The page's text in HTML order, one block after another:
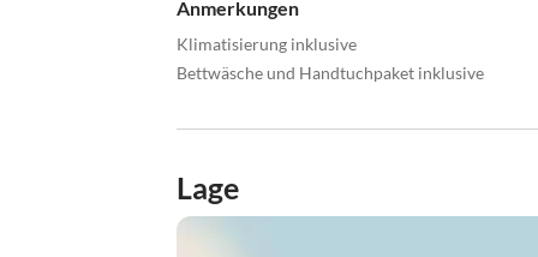
Anmerkungen
Klimatisierung inklusive
Bettwäsche und Handtuchpaket inklusive
Lage